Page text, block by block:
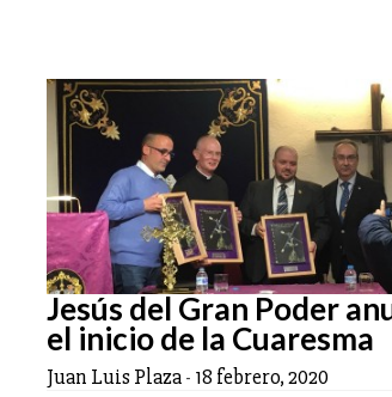
Jesús del Gran Poder
el inicio de la Cuaresma
Juan Luis Plaza- 18 febrero, 2020